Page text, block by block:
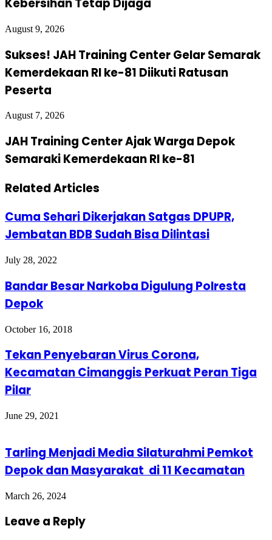
Kebersihan Tetap Dijaga
August 9, 2026
Sukses! JAH Training Center Gelar Semarak
Kemerdekaan RI ke-81 Diikuti Ratusan
Peserta
August 7, 2026
JAH Training Center Ajak Warga Depok
Semaraki Kemerdekaan RI ke-81
Related Articles
Cuma Sehari Dikerjakan Satgas DPUPR,
Jembatan BDB Sudah Bisa Dilintasi
July 28, 2022
Bandar Besar Narkoba Digulung Polresta
Depok
October 16, 2018
Tekan Penyebaran Virus Corona,
Kecamatan Cimanggis Perkuat Peran Tiga
Pilar
June 29, 2021
Tarling Menjadi Media Silaturahmi Pemkot
Depok dan Masyarakat di 11 Kecamatan
March 26, 2024
Leave a Reply